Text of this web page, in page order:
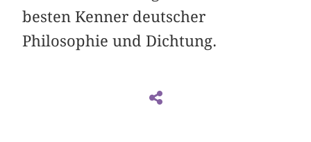
besten Kenner deutscher
Philosophie und Dichtung.